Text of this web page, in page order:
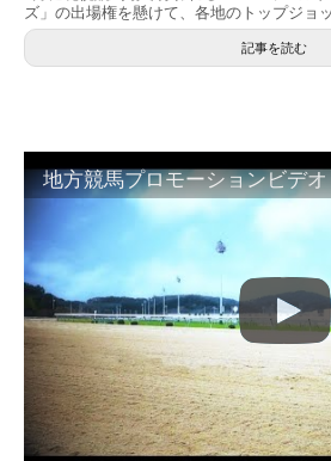
ズ」の出場権を懸けて、各地のトップジョッ
記事を読む